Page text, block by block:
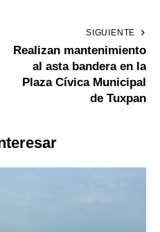
SIGUIENTE
Realizan mantenimiento
al asta bandera en la
Plaza Cívica Municipal
de Tuxpan